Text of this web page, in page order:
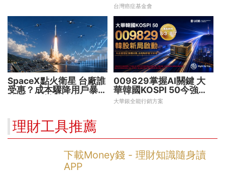
妳！
台灣癌症基金會
SpaceX點火衛星 台廠誰
受惠？成本驟降用戶暴增
009829掌握AI關鍵 大
華韓國KOSPI 50今強勢
開募
大華銀全能行銷方案
理財工具推薦
下載Money錢 - 理財知識隨身讀
APP